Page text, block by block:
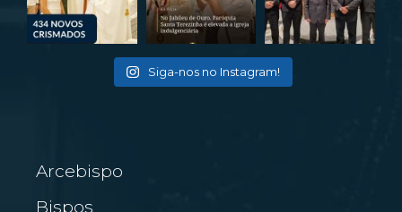
Siga-nos no Instagram!
Arcebispo
Bispos